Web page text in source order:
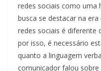
redes sociais como uma
busca se destacar na
redes sociais é diferente
por isso, é necessário
quanto a linguagem
comunicador falou